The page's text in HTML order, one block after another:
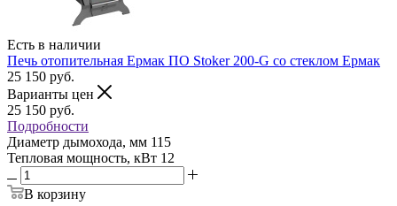
Есть в наличии
Печь отопительная Ермак ПО Stoker 200-G со стеклом Ермак
25 150 руб.
Варианты цен
25 150 руб.
Подробности
Диаметр дымохода, мм 115
Тепловая мощность, кВт 12
В корзину